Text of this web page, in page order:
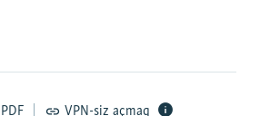
PDF VPN-siz açmaq